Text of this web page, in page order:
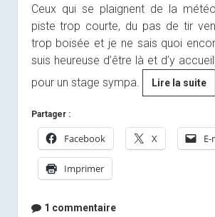
Ceux qui se plaignent de la
piste trop courte, du pas de tir
trop boisée et je ne sais quoi
suis heureuse d’être là et d’y
pour un stage sympa.
Lire la suite[By
Partager :
Facebook X
Imprimer
1 commentaire